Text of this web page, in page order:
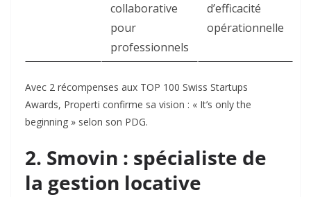
collaborative
pour
professionnels
d’efficacité
opérationnelle
Avec 2 récompenses aux TOP 100 Swiss Startups
Awards, Properti confirme sa vision : « It’s only the
beginning » selon son PDG.
2. Smovin : spécialiste de
la gestion locative